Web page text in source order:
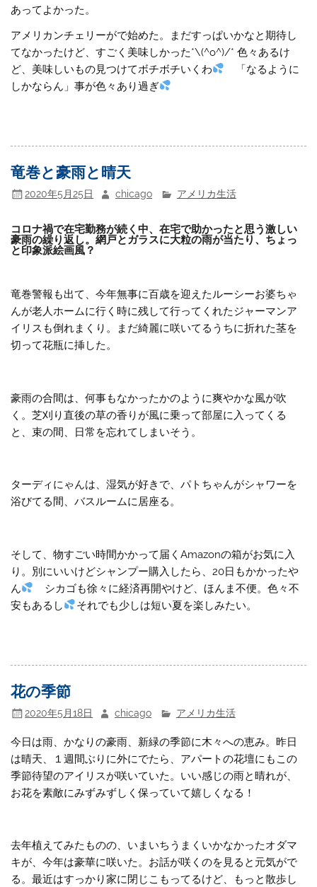
あってよかった。
アメリカンチェリーがで始めた。まだすっぱいかなと期待し
てなかったけど、すごく美味しかった*\(^o^)/* 色々あるけ
ど、美味しいもの見つけてボチボチいくわ
「なるように
しかならん」事が色々あり過ぎ
竜巻と豪雨と晴天
2020年5月25日 chicago アメリカ生活
コロナ禍で在宅勤務が続く中、在宅で助かったと思う激しい
豪雨の繰り返し。網戸とガラスに大粒の雨が当たり、ちょっ
と印象派絵画風？
竜巻警報も出て、今年無事に百歳を迎えたルーシーお婆ちゃ
んが老人ホームに行く時に残して行ってくれたジャーマンア
イリスも倒れまくり。まだ綺麗に咲いてるうちに折れた茎を
切って花瓶に挿した。
豪雨の合間は、何事もなかったかのように爽やかな風が吹
く。芝刈り直後の草の香りが風に乗って部屋に入ってくる
と、束の間、日常を忘れてしまいそう。
ターディにゃんは、湿気が好きで、パトちゃんがシャワーを
浴びてる間、バスルームに居座る。
そして、物すごい時間かかって届くAmazonの箱がお気に入
り。別にいいけどシャンプー購入したら、20日もかかったや
ん
シカゴも徐々に経済再開やけど、ほんま不便。色々不
安もあるし
それでも少しは短い夏を楽しみたい。
花の季節
2020年5月18日 chicago アメリカ生活
今日は雨、かなりの豪雨、新緑の季節に木々への恵み。昨日
は晴天、１週間ぶりに外にでたら、アパートの花壇にもこの
季節待望のアイリスが咲いていた。いい感じの雨と晴れが、
お花を素敵にみずみずしく保っていて嬉しくなる！
去年植えてみたものの、いまいちうまくいかなかったオダマ
キが、今年は豪華に咲いた。お話が咲くのを見ると元気がで
る。最近はすっかり家に閉じこもってるけど、もっと散歩し